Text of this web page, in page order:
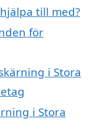
till med?
för
i Stora
i Stora